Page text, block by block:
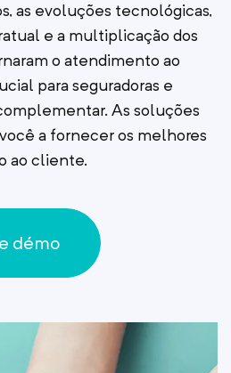
as evoluções tecnológicas,
e a multiplicação dos
o atendimento ao
para seguradoras e
As soluções
a fornecer os melhores
ao cliente.
démo